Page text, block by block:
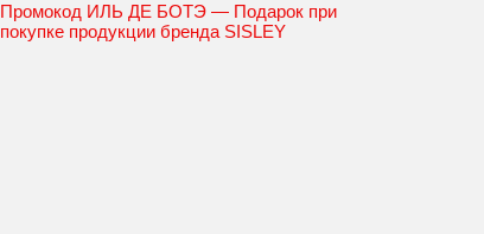
Промокод ИЛЬ ДЕ БОТЭ — Подарок при
покупке продукции бренда SISLEY